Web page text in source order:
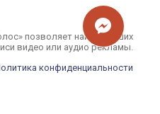
позволяет найти лучших
видео или аудио рекламы.
конфиденциальности